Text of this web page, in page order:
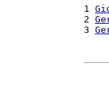
1
2
3